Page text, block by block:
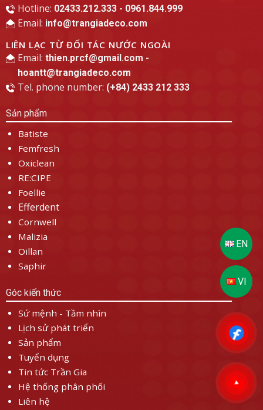
Hotline: 02433.212.333 - 0961.844.999
Email: info@trangiadeco.com
LIÊN LẠC TỪ ĐỐI TÁC NƯỚC NGOÀI
Email: thien.prcf@gmail.com -
hoantt@trangiadeco.com
Tel. phone number: (+84) 2433 212 333
Sản phẩm
Batiste
Femfresh
Oxiclean
RE:CIPE
Foellie
Efferdent
Cornwell
Malizia
Oillan
Saphir
Góc kiến thức
Sứ mệnh - Tầm nhìn
Lịch sử phát triển
Sản phẩm
Tuyển dụng
Tin tức Trần Gia
Hệ thống phân phối
Liên hệ